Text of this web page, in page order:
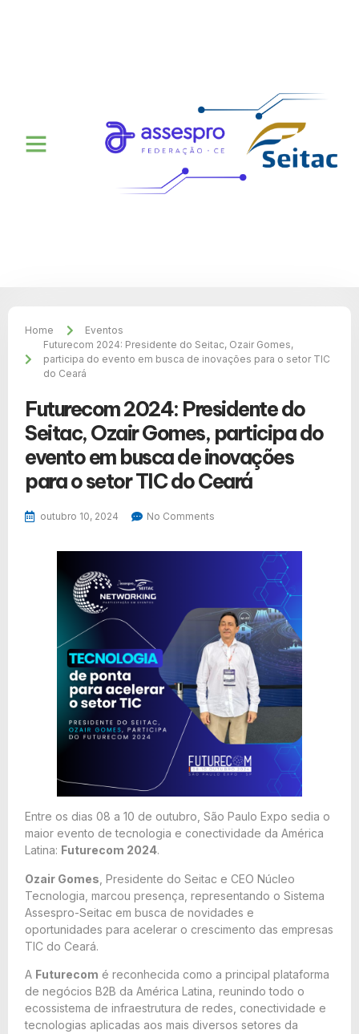
Home
Eventos
Futurecom 2024: Presidente do Seitac, Ozair Gomes,
participa do evento em busca de inovações para o setor TIC
do Ceará
Futurecom 2024: Presidente do
Seitac, Ozair Gomes, participa do
evento em busca de inovações
para o setor TIC do Ceará
outubro 10, 2024 No Comments
Entre os dias 08 a 10 de outubro, São Paulo Expo sedia o
maior evento de tecnologia e conectividade da América
Latina: Futurecom 2024.
Ozair Gomes , Presidente do Seitac e CEO Núcleo
Tecnologia, marcou presença, representando o Sistema
Assespro-Seitac em busca de novidades e
oportunidades para acelerar o crescimento das empresas
TIC do Ceará.
A Futurecom é reconhecida como a principal plataforma
de negócios B2B da América Latina, reunindo todo o
ecossistema de infraestrutura de redes, conectividade e
tecnologias aplicadas aos mais diversos setores da